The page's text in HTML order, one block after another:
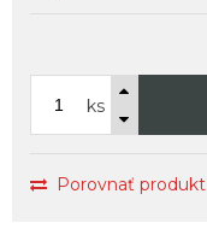
ks
Porovnať produkt